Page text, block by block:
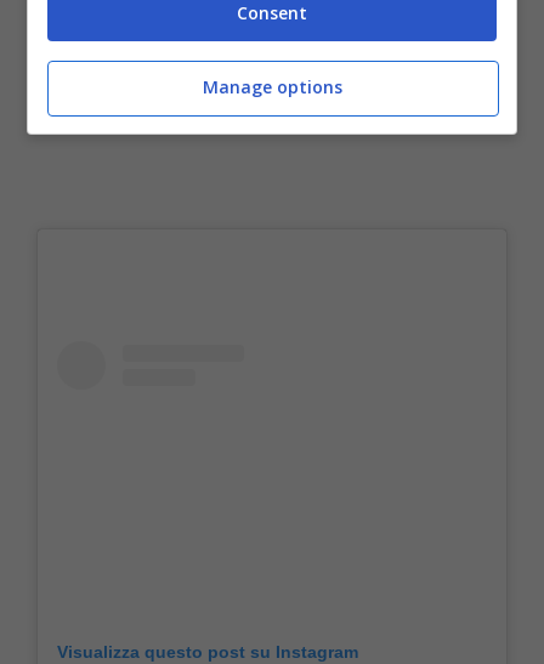
Visualizza questo post su Instagram
Consent
Manage options